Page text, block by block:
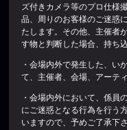
ズ付きカメラ等のプロ仕様
品、周りのお客様のご迷惑
たします。その他、主催者
す物と判断した場合、持ち
・会場内外で発生した、い
て、主催者、会場、アーテ
・会場内外において、係員
にご迷惑となる行為を行う
いますので、予めご了承下